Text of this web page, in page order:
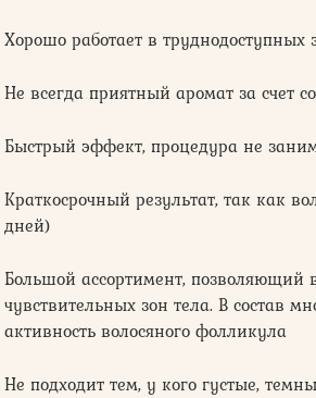
Хорошо работает в
Не всегда приятный аромат за счет
Быстрый эффект, процедура не
Краткосрочный результат, так как
дней)
Большой ассортимент, позволяющий
чувствительных зон тела. В состав
активность волосяного фолликула
Не подходит тем, у кого густые,